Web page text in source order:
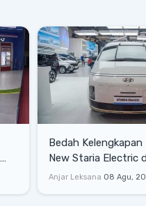
Bedah Kelengkapan
New Staria Electric
yang Dikenalkan di
Anjar Leksana 08 Agu,